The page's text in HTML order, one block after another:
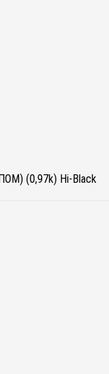
(0,97k) Hi-Black